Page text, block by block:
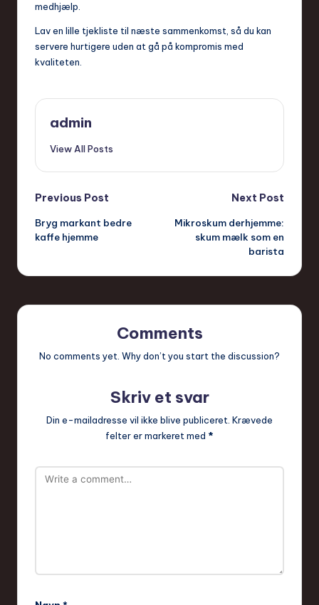
medhjælp.
Lav en lille tjekliste til næste sammenkomst, så du kan
servere hurtigere uden at gå på kompromis med
kvaliteten.
admin
View All Posts
Post
navigation
Previous Post
Bryg markant bedre
kaffe hjemme
Next Post
Mikroskum derhjemme:
skum mælk som en
barista
Comments
No comments yet. Why don’t you start the discussion?
Skriv et svar
Din e-mailadresse vil ikke blive publiceret. Krævede
felter er markeret med *